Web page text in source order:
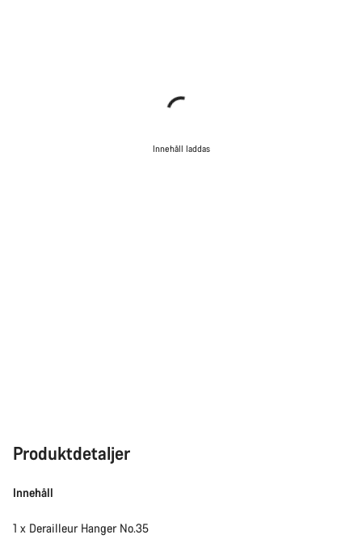
Innehåll laddas
Produktdetaljer
Innehåll
1 x Derailleur Hanger No.35